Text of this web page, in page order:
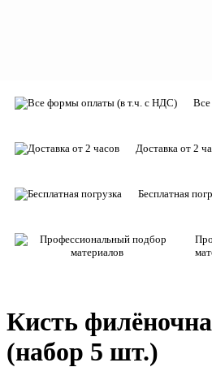
Доставка от 2
Бесплатная
Кисть
(набор 5 шт.)